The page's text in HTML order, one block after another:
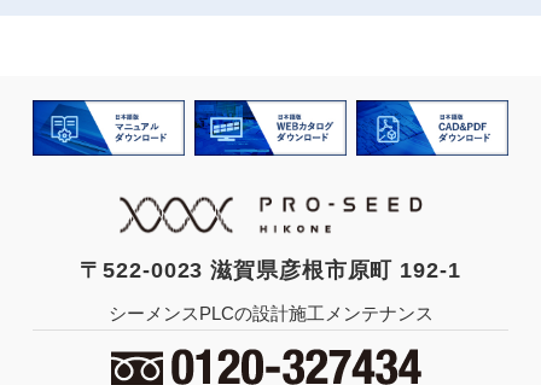
〒522-0023 滋賀県彦根市原町 192-1
シーメンスPLCの設計施工メンテナンス